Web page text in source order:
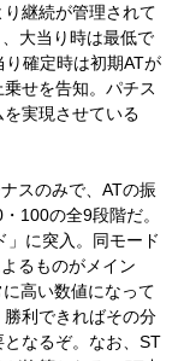
り継続が管理されて
大当り時は最低で
確定時は初期ATが
せを告知。パチス
実現させている
スのみで、ATの振
100の全9段階だ。
」に突入。同モード
るものがメイン
高い数値になって
利できればその分
なるぞ。なお、ST